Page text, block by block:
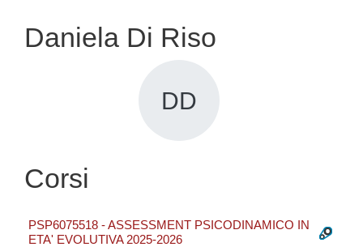
Daniela Di Riso
DD
Corsi
PSP6075518 - ASSESSMENT PSICODINAMICO IN
ETA' EVOLUTIVA 2025-2026